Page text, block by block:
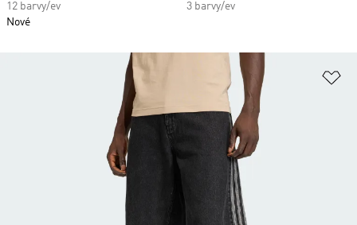
12 barvy/ev
Nové
3 barvy/ev